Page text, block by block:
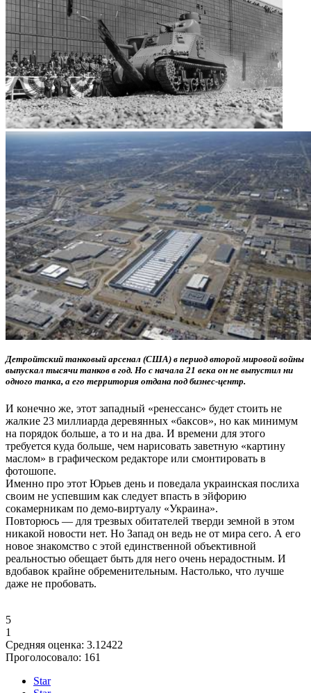
Детройтский танковый арсенал (США) в период второй мировой войны
выпускал тысячи танков в год. Но с начала 21 века он не выпустил ни
одного танка, а его территория отдана под бизнес-центр.
И конечно же, этот западный «ренессанс» будет стоить не
жалкие 23 миллиарда деревянных «баксов», но как минимум
на порядок больше, а то и на два. И времени для этого
требуется куда больше, чем нарисовать заветную «картину
маслом» в графическом редакторе или смонтировать в
фотошопе.
Именно про этот Юрьев день и поведала украинская послиха
своим не успевшим как следует впасть в эйфорию
сокамерникам по демо-виртуалу «Украина».
Повторюсь — для трезвых обитателей тверди земной в этом
никакой новости нет. Но Запад он ведь не от мира сего. А его
новое знакомство с этой единственной объективной
реальностью обещает быть для него очень нерадостным. И
вдобавок крайне обременительным. Настолько, что лучше
даже не пробовать.
5
1
Средняя оценка: 3.12422
Проголосовало: 161
Star